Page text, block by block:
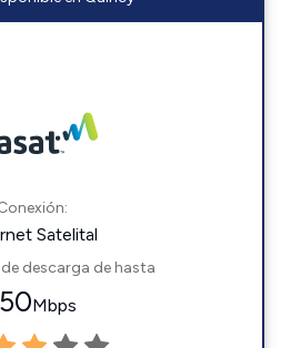
Satelital
descarga de hasta
Mbps